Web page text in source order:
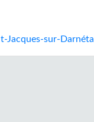
Jacques-sur-Darnétal